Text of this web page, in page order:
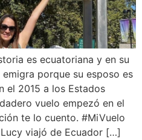
es ecuatoriana y en su
porque su esposo es
el 2015 a los Estados
vuelo empezó en el
te lo cuento. #MiVuelo
viajó de Ecuador […]